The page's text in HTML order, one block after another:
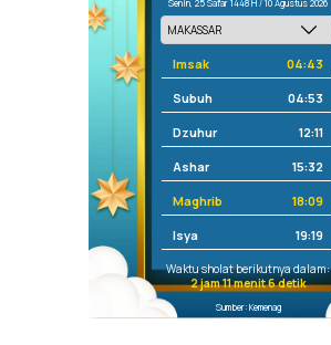
Senin, 25 Safar 1448 H / 10 Agustus 2026
Imsak 04:43
Subuh 04:53
Dzuhur 12:11
Ashar 15:32
Maghrib 18:09
Isya 19:19
Waktu sholat berikutnya dalam:
2 jam 11 menit 6 detik
Sumber: Kemenag